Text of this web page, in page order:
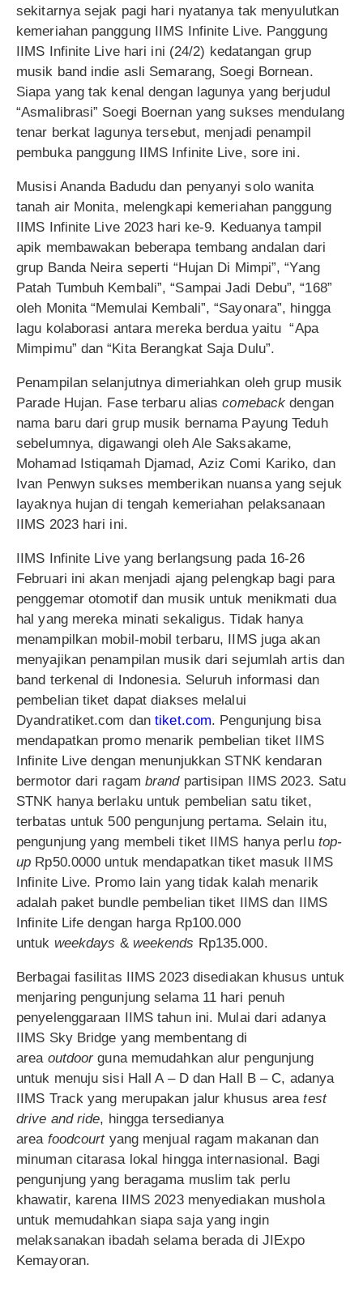
sekitarnya sejak pagi hari nyatanya tak menyulutkan
kemeriahan panggung IIMS Infinite Live. Panggung
IIMS Infinite Live hari ini (24/2) kedatangan grup
musik band indie asli Semarang, Soegi Bornean.
Siapa yang tak kenal dengan lagunya yang berjudul
“Asmalibrasi” Soegi Boernan yang sukses mendulang
tenar berkat lagunya tersebut, menjadi penampil
pembuka panggung IIMS Infinite Live, sore ini.
Musisi Ananda Badudu dan penyanyi solo wanita
tanah air Monita, melengkapi kemeriahan panggung
IIMS Infinite Live 2023 hari ke-9. Keduanya tampil
apik membawakan beberapa tembang andalan dari
grup Banda Neira seperti “Hujan Di Mimpi”, “Yang
Patah Tumbuh Kembali”, “Sampai Jadi Debu”, “168”
oleh Monita “Memulai Kembali”, “Sayonara”, hingga
lagu kolaborasi antara mereka berdua yaitu “Apa
Mimpimu” dan “Kita Berangkat Saja Dulu”.
Penampilan selanjutnya dimeriahkan oleh grup musik
Parade Hujan. Fase terbaru aliascomebackdengan
nama baru dari grup musik bernama Payung Teduh
sebelumnya, digawangi oleh Ale Saksakame,
Mohamad Istiqamah Djamad, Aziz Comi Kariko, dan
Ivan Penwyn sukses memberikan nuansa yang sejuk
layaknya hujan di tengah kemeriahan pelaksanaan
IIMS 2023 hari ini.
IIMS Infinite Live yang berlangsung pada 16-26
Februari ini akan menjadi ajang pelengkap bagi para
penggemar otomotif dan musik untuk menikmati dua
hal yang mereka minati sekaligus. Tidak hanya
menampilkan mobil-mobil terbaru, IIMS juga akan
menyajikan penampilan musik dari sejumlah artis dan
band terkenal di Indonesia. Seluruh informasi dan
pembelian tiket dapat diakses melalui
Dyandratiket.com dantiket.com. Pengunjung bisa
mendapatkan promo menarik pembelian tiket IIMS
Infinite Live dengan menunjukkan STNK kendaran
bermotor dari ragam brandpartisipan IIMS 2023. Satu
STNK hanya berlaku untuk pembelian satu tiket,
terbatas untuk 500 pengunjung pertama. Selain itu,
pengunjung yang membeli tiket IIMS hanya perlu top-
up Rp50.0000 untuk mendapatkan tiket masuk IIMS
Infinite Live. Promo lain yang tidak kalah menarik
adalah paket bundle pembelian tiket IIMS dan IIMS
Infinite Life dengan harga Rp100.000
untuk weekdays & weekends Rp135.000.
Berbagai fasilitas IIMS 2023 disediakan khusus untuk
menjaring pengunjung selama 11 hari penuh
penyelenggaraan IIMS tahun ini. Mulai dari adanya
IIMS Sky Bridge yang membentang di
area outdoorguna memudahkan alur pengunjung
untuk menuju sisi Hall A – D dan Hall B – C, adanya
IIMS Track yang merupakan jalur khusus areatest
drive and ride, hingga tersedianya
area foodcourt yang menjual ragam makanan dan
minuman citarasa lokal hingga internasional. Bagi
pengunjung yang beragama muslim tak perlu
khawatir, karena IIMS 2023 menyediakan mushola
untuk memudahkan siapa saja yang ingin
melaksanakan ibadah selama berada di JIExpo
Kemayoran.